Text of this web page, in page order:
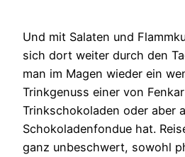
Und mit Salaten und
sich dort weiter durch den
man im Magen wieder ein
Trinkgenuss einer von
Trinkschokoladen oder aber
Schokoladenfondue hat.
ganz unbeschwert, sowohl